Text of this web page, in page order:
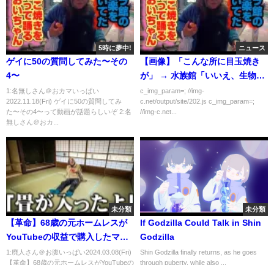
5時に夢中!
ゲイに50の質問してみた〜その
4〜
1:名無しさん＠おカマいっぱい
2022.11.18(Fri) ゲイに50の質問してみ
た〜その4〜って動画が話題らしいぞ 2:名
無しさん＠おカ...
ニュース
【画像】「こんな所に目玉焼き
が」 → 水族館「いいえ、生物で
す」
c_img_param=; //img-
c.net/output/site/202.js c_img_param=;
//img-c.net...
未分類
【革命】68歳の元ホームレスが
YouTubeの収益で購入したマイ
ホームに綺麗な畳の部屋が完成
1:廃人さん＠お腹いっぱい2024.03.08(Fri)
【革命】68歳の元ホームレスがYouTubeの
未分類
If Godzilla Could Talk in Shin
Godzilla
Shin Godzilla finally returns, as he goes
through puberty, while also ...